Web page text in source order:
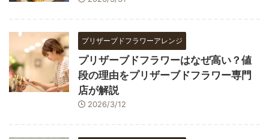
プリザーブドフラワーアレンジ
プリザーブドフラワーはなぜ高い？値
段の理由をプリザーブドフラワー専門
店が解説
2026/3/12